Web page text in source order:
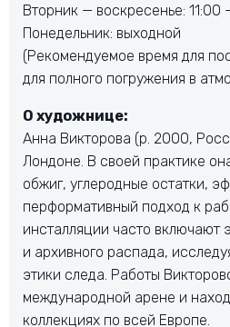
Вторник — воскресенье: 11:00
Понедельник: выходной
(Рекомендуемое время для
для полного погружения в
О художнице:
Анна Викторова (р. 2000,
Лондоне. В своей практике
обжиг, углеродные остатки,
перформативный подход к
инсталляции часто включают
и архивного распада,
этики следа. Работы
международной арене и
коллекциях по всей Европе.